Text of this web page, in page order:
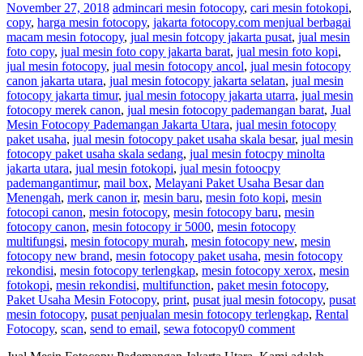
November 27, 2018 admincari mesin fotocopy, cari mesin fotokopi,
copy, harga mesin fotocopy, jakarta fotocopy.com menjual berbagai
macam mesin fotocopy, jual mesin fotcopy jakarta pusat, jual mesin
foto copy, jual mesin foto copy jakarta barat, jual mesin foto kopi,
jual mesin fotocopy, jual mesin fotocopy ancol, jual mesin fotocopy
canon jakarta utara, jual mesin fotocopy jakarta selatan, jual mesin
fotocopy jakarta timur, jual mesin fotocopy jakarta utarra, jual mesin
fotocopy merek canon, jual mesin fotocopy pademangan barat, Jual
Mesin Fotocopy Pademangan Jakarta Utara, jual mesin fotocopy
paket usaha, jual mesin fotocopy paket usaha skala besar, jual mesin
fotocopy paket usaha skala sedang, jual mesin fotocpy minolta
jakarta utara, jual mesin fotokopi, jual mesin fotoocpy
pademangantimur, mail box, Melayani Paket Usaha Besar dan
Menengah, merk canon ir, mesin baru, mesin foto kopi, mesin
fotocopi canon, mesin fotocopy, mesin fotocopy baru, mesin
fotocopy canon, mesin fotocopy ir 5000, mesin fotocopy
multifungsi, mesin fotocopy murah, mesin fotocopy new, mesin
fotocopy new brand, mesin fotocopy paket usaha, mesin fotocopy
rekondisi, mesin fotocopy terlengkap, mesin fotocopy xerox, mesin
fotokopi, mesin rekondisi, multifunction, paket mesin fotocopy,
Paket Usaha Mesin Fotocopy, print, pusat jual mesin fotocopy, pusat
mesin fotocopy, pusat penjualan mesin fotocopy terlengkap, Rental
Fotocopy, scan, send to email, sewa fotocopy0 comment